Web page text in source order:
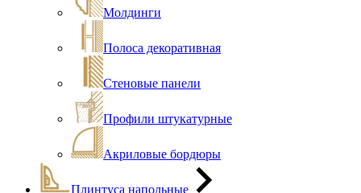
Молдинги
Полоса декоративная
Стеновые панели
Профили штукатурные
Акриловые бордюры
Плинтуса напольные